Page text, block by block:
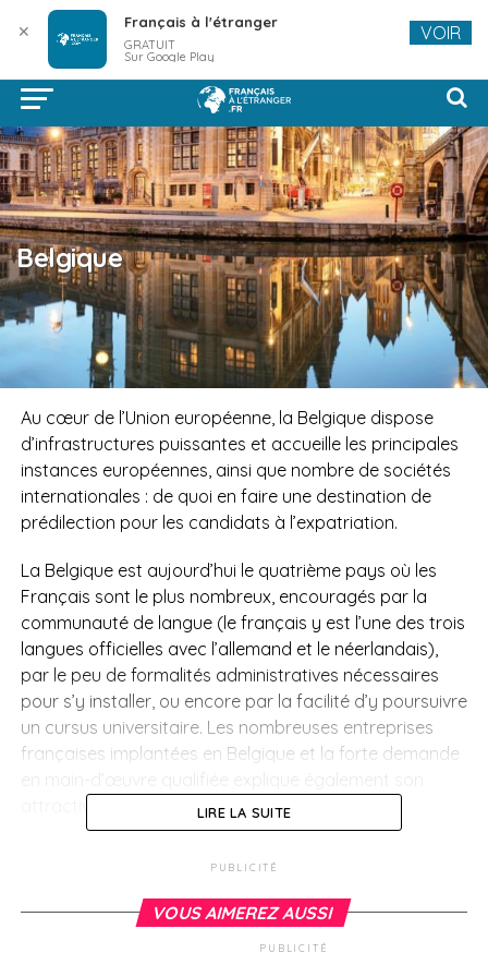
Belgique
Au cœur de l’Union européenne, la Belgique dispose
d’infrastructures puissantes et accueille les principales
instances européennes, ainsi que nombre de sociétés
internationales : de quoi en faire une destination de
prédilection pour les candidats à l’expatriation.
La Belgique est aujourd’hui le quatrième pays où les
Français sont le plus nombreux, encouragés par la
communauté de langue (le français y est l’une des trois
langues officielles avec l’allemand et le néerlandais),
par le peu de formalités administratives nécessaires
pour s’y installer, ou encore par la facilité d’y poursuivre
un cursus universitaire. Les nombreuses entreprises
françaises implantées en Belgique et la forte demande
deux fois moins important que celui de la Wallonie,
toujours en pleine reconversion. Cependant son
économie est largement orientée vers la production de
LIRE LA SUITE
PUBLICITÉ
VOUS AIMEREZ AUSSI
PUBLICITÉ
✕ Français à l'étranger
GRATUIT
Sur Google Play
VOIR